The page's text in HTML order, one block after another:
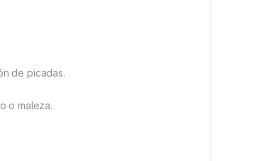
de picadas.
o maleza.